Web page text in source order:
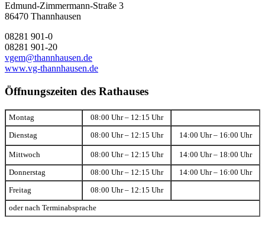
Edmund-Zimmermann-Straße 3
86470 Thannhausen
08281 901-0
08281 901-20
vgem@thannhausen.de
www.vg-thannhausen.de
Öffnungszeiten des Rathauses
Montag 08:00 Uhr – 12:15 Uhr
Dienstag 08:00 Uhr – 12:15 Uhr 14:00 Uhr – 16:00 Uhr
Mittwoch 08:00 Uhr – 12:15 Uhr 14:00 Uhr – 18:00 Uhr
Donnerstag 08:00 Uhr – 12:15 Uhr 14:00 Uhr – 16:00 Uhr
Freitag 08:00 Uhr – 12:15 Uhr
oder nach Terminabsprache